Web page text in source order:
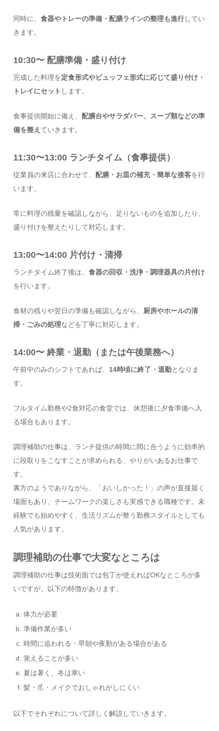
同時に、食器やトレーの準備・配膳ラインの整理も進行してい
きます。
10:30〜 配膳準備・盛り付け
完成した料理を定食形式やビュッフェ形式に応じて盛り付け・
トレイにセット します。
食事提供開始に備え、配膳台やサラダバー、スープ類などの準
備を整え ていきます。
11:30〜13:00 ランチタイム（食事提供）
従業員の来店に合わせて、配膳・お皿の補充・簡単な接客を行
います。
常に料理の残量を確認しながら、足りないものを追加したり、
盛り付けを整えたりして対応します。
13:00〜14:00 片付け・清掃
ランチタイム終了後は、食器の回収・洗浄・調理器具の片付け
を行います。
食材の残りや翌日の準備も確認しながら、 厨房やホールの清
掃・ごみの処理などを丁寧に対応します。
14:00〜 終業・退勤（または午後業務へ）
午前中のみのシフトであれば、 14時頃に終了・退勤となりま
す。
フルタイム勤務や2食対応の食堂では、休憩後に夕食準備へ入
る場合もあります。
調理補助の仕事は、ランチ提供の時間に間に合うように効率的
に段取りをこなすことが求められる、やりがいあるお仕事で
す。
裏方のようでありながら、「おいしかった！」の声が直接届く
場面もあり、チームワークの楽しさも実感できる職種です。未
経験でも始めやすく、生活リズムが整う勤務スタイルとしても
人気があります。
調理補助の仕事で大変なところは
調理補助の仕事は技術面では包丁が使えればOKなところが多
いですが、以下の特徴があります。
体力が必要
準備作業が多い
時間に追われる・早朝や夜勤がある場合がある
覚えることが多い
夏は暑く、冬は寒い
髪・爪・メイクでおしゃれがしにくい
以下でそれぞれについて詳しく解説していきます。